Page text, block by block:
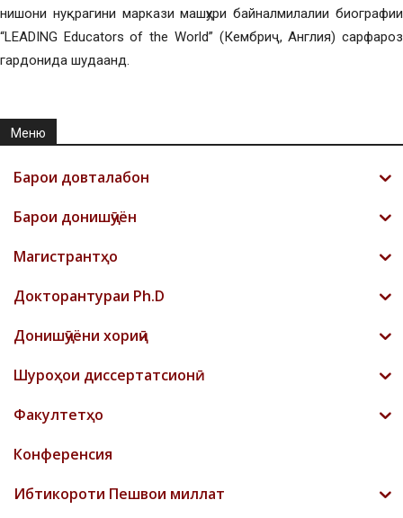
нишони нуқрагини маркази машҳури байналмилалии биографии
“LEADING Educators of the World” (Кембриҷ, Англия) сарфароз
гардонида шудаанд.
Меню
Барои довталабон
Барои донишҷӯён
Магистрантҳо
Докторантураи Ph.D
Донишҷӯёни хориҷӣ
Шyроҳои диссертатсионӣ
Факултетҳо
Конференсия
Ибтикороти Пешвои миллат